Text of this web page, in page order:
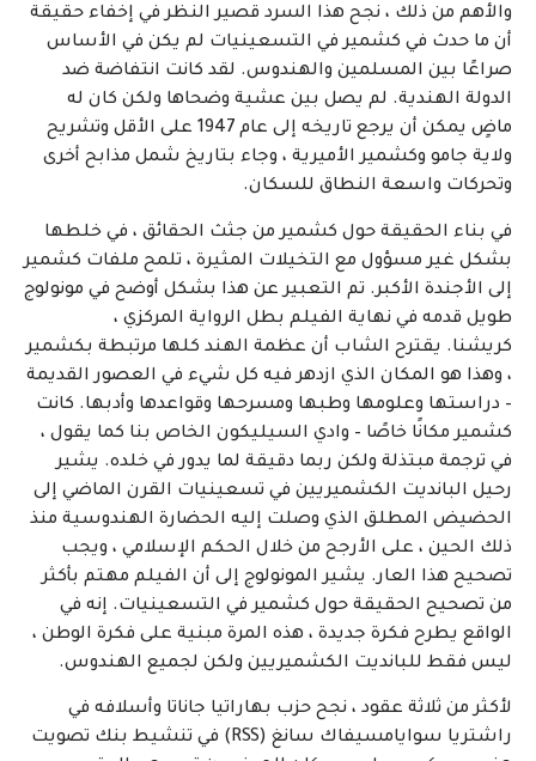
والأهم من ذلك ، نجح هذا السرد قصير النظر في إخفاء حقيقة
أن ما حدث في كشمير في التسعينيات لم يكن في الأساس
صراعًا بين المسلمين والهندوس. لقد كانت انتفاضة ضد
الدولة الهندية. لم يصل بين عشية وضحاها ولكن كان له
ماضٍ يمكن أن يرجع تاريخه إلى عام 1947 على الأقل وتشريح
ولاية جامو وكشمير الأميرية ، وجاء بتاريخ شمل مذابح أخرى
وتحركات واسعة النطاق للسكان.
في بناء الحقيقة حول كشمير من جثث الحقائق ، في خلطها
بشكل غير مسؤول مع التخيلات المثيرة ، تلمح ملفات كشمير
إلى الأجندة الأكبر. تم التعبير عن هذا بشكل أوضح في مونولوج
طويل قدمه في نهاية الفيلم بطل الرواية المركزي ،
كريشنا. يقترح الشاب أن عظمة الهند كلها مرتبطة بكشمير
، وهذا هو المكان الذي ازدهر فيه كل شيء في العصور القديمة
– دراستها وعلومها وطبها ومسرحها وقواعدها وأدبها. كانت
كشمير مكانًا خاصًا – وادي السيليكون الخاص بنا كما يقول ،
في ترجمة مبتذلة ولكن ربما دقيقة لما يدور في خلده. يشير
رحيل البانديت الكشميريين في تسعينيات القرن الماضي إلى
الحضيض المطلق الذي وصلت إليه الحضارة الهندوسية منذ
ذلك الحين ، على الأرجح من خلال الحكم الإسلامي ، ويجب
تصحيح هذا العار. يشير المونولوج إلى أن الفيلم مهتم بأكثر
من تصحيح الحقيقة حول كشمير في التسعينيات. إنه في
الواقع يطرح فكرة جديدة ، هذه المرة مبنية على فكرة الوطن ،
ليس فقط للبانديت الكشميريين ولكن لجميع الهندوس.
لأكثر من ثلاثة عقود ، نجح حزب بهاراتيا جاناتا وأسلافه في
راشتريا سوايامسيفاك سانغ (RSS) في تنشيط بنك تصويت